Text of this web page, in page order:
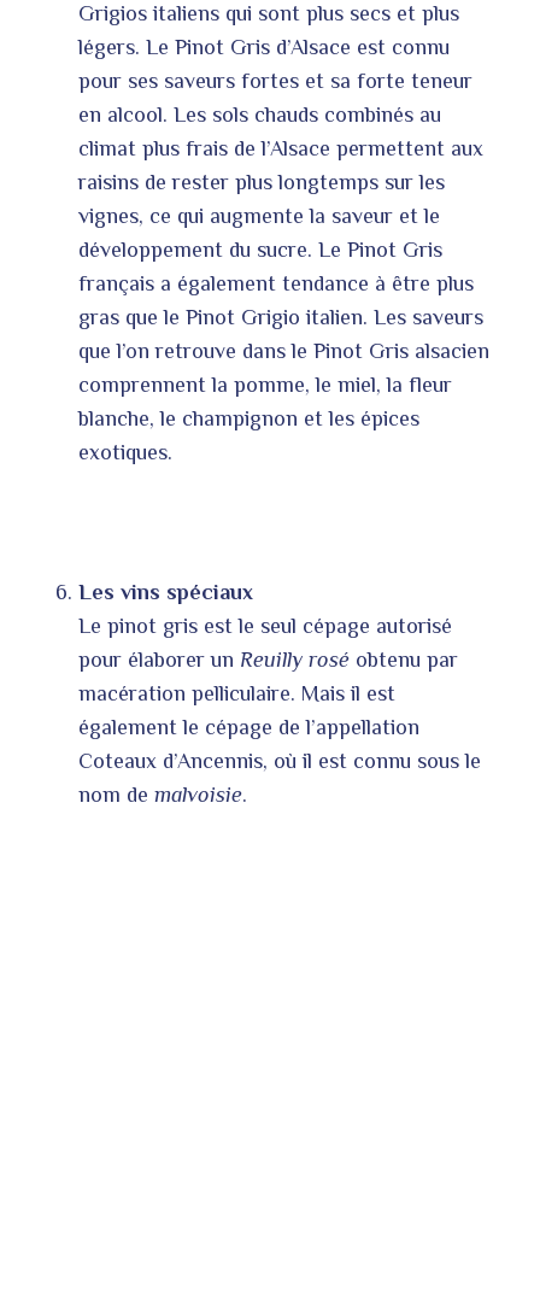
Grigios italiens qui sont plus secs et plus
légers. Le Pinot Gris d’Alsace est connu
pour ses saveurs fortes et sa forte teneur
en alcool. Les sols chauds combinés au
climat plus frais de l’Alsace permettent aux
raisins de rester plus longtemps sur les
vignes, ce qui augmente la saveur et le
développement du sucre. Le Pinot Gris
français a également tendance à être plus
gras que le Pinot Grigio italien. Les saveurs
que l’on retrouve dans le Pinot Gris alsacien
comprennent la pomme, le miel, la fleur
blanche, le champignon et les épices
exotiques.
Les vins spéciaux
Le pinot gris est le seul cépage autorisé
pour élaborer un Reuilly rosé obtenu par
macération pelliculaire. Mais il est
également le cépage de l’appellation
Coteaux d’Ancennis, où il est connu sous le
nom de malvoisie.